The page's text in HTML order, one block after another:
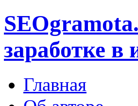
заработке в
Главная